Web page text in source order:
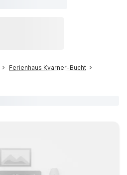
Ferienhaus Kvarner-Bucht